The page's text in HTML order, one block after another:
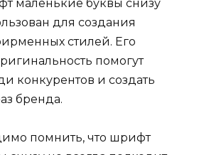
маленькие буквы снизу
для создания
стилей. Его
помогут
конкурентов и создать
бренда.
помнить, что шрифт